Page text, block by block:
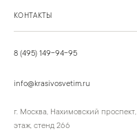
КОНТАКТЫ
8 (495) 149-94-95
info@krasivosvetim.ru
г. Москва, Нахимовский
этаж, стенд 266